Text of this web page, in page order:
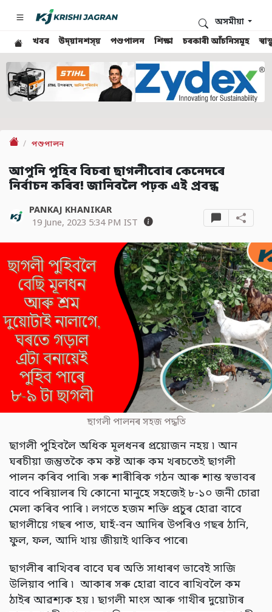
খবৰ উদ্য়ানশস্য় পশুপালন শিক্ষা চৰকাৰী আঁচনিসমূহ
অসমীয়া
পশুপালন
আপুনি পুহিব বিচৰা ছাগলীবোৰ কেনেদৰে
নিৰ্বাচন কৰিব! জানিবলৈ পঢ়ক এই প্ৰবন্ধ
PANKAJ KHANIKAR
19 June, 2023 5:34 PM IST
ছাগলী পালনৰ সহজ পদ্ধতি
ছাগলী পুহিবলৈ অধিক মূলধনৰ প্ৰয়োজন নহয় ৷ আন
ঘৰচীয়া জন্তুতকৈ কম কষ্ট আৰু কম খৰচতেই ছাগলী
পালন কৰিব পাৰি৷ সৰু শাৰীৰিক গঠন আৰু শান্ত স্বভাবৰ
বাবে পৰিয়ালৰ যি কোনো মানুহে সহজেই ৮-১০ জনী চোৱা
মেলা কৰিব পাৰি ৷ লগতে হজম শক্তি প্ৰচুৰ হোৱা বাবে
ছাগলীয়ে গছৰ পাত, ঘাহঁ-বন আদিৰ উপৰিও গছৰ ঠানি,
ফুল, ফল, আদি খায় জীয়াই থাকিব পাৰে৷
ছাগলীৰ ৰাখিবৰ বাবে ঘৰ অতি সাধাৰণ ভাবেই সাজি
উলিয়াব পাৰি ৷ আকাৰ সৰু হোৱা বাবে ৰাখিবলৈ কম
ঠাইৰ আৱশ্যক হয় ৷ ছাগলী মাংস আৰু গাখীৰ দুয়োটাৰ